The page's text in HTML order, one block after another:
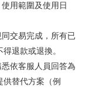
用範圍及使用日
交易完成，所有已
退款或退換。
依客服人員回答為
替代方案（例